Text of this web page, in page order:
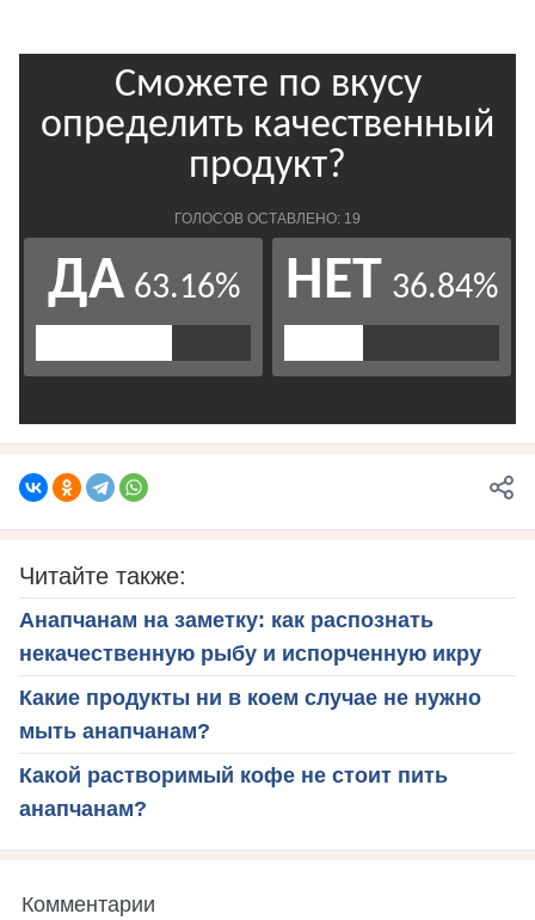
Читайте также:
Анапчанам на заметку: как распознать
некачественную рыбу и испорченную икру
Какие продукты ни в коем случае не нужно
мыть анапчанам?
Какой растворимый кофе не стоит пить
анапчанам?
Комментарии